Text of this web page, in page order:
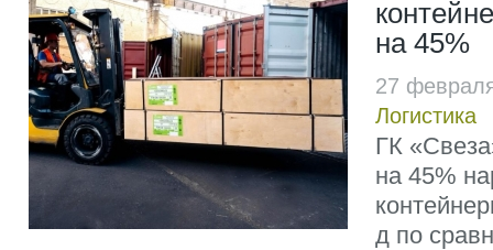
на 45%
27
Логистика
ГК
на 45%
д по